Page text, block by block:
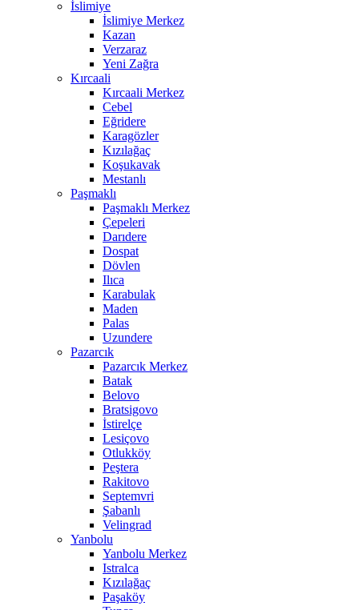
İslimiye
İslimiye Merkez
Kazan
Verzaraz
Yeni Zağra
Kırcaali
Kırcaali Merkez
Cebel
Eğridere
Karagözler
Kızılağaç
Koşukavak
Mestanlı
Paşmaklı
Paşmaklı Merkez
Çepeleri
Darıdere
Dospat
Dövlen
Ilıca
Karabulak
Maden
Palas
Uzundere
Pazarcık
Pazarcık Merkez
Batak
Belovo
Bratsigovo
İstirelçe
Lesiçovo
Otlukköy
Peştera
Rakitovo
Septemvri
Şabanlı
Velingrad
Yanbolu
Yanbolu Merkez
Istralca
Kızılağaç
Paşaköy